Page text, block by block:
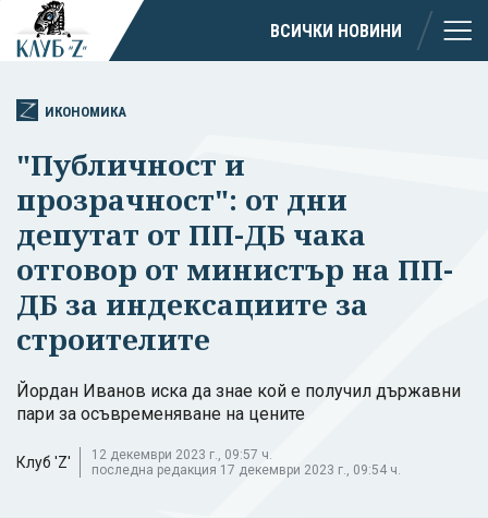
ВСИЧКИ НОВИНИ
ИКОНОМИКА
"Публичност и
прозрачност": от дни
депутат от ПП-ДБ чака
отговор от министър на ПП-
ДБ за индексациите за
строителите
Йордан Иванов иска да знае кой е получил държавни
пари за осъвременяване на цените
Клуб 'Z'
12 декември 2023 г., 09:57 ч.
последна редакция 17 декември 2023 г., 09:54 ч.